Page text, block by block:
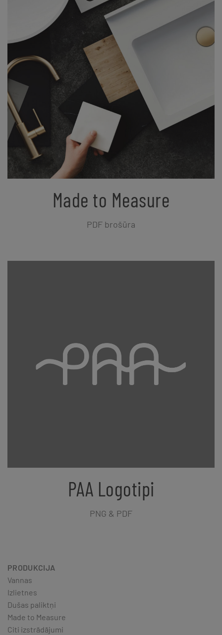
Made to Measure
PDF brošūra
PAA Logotipi
PNG & PDF
PRODUKCIJA
Vannas
Izlietnes
Dušas paliktņi
Made to Measure
Citi izstrādājumi